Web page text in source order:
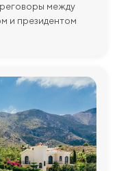
между
и президентом